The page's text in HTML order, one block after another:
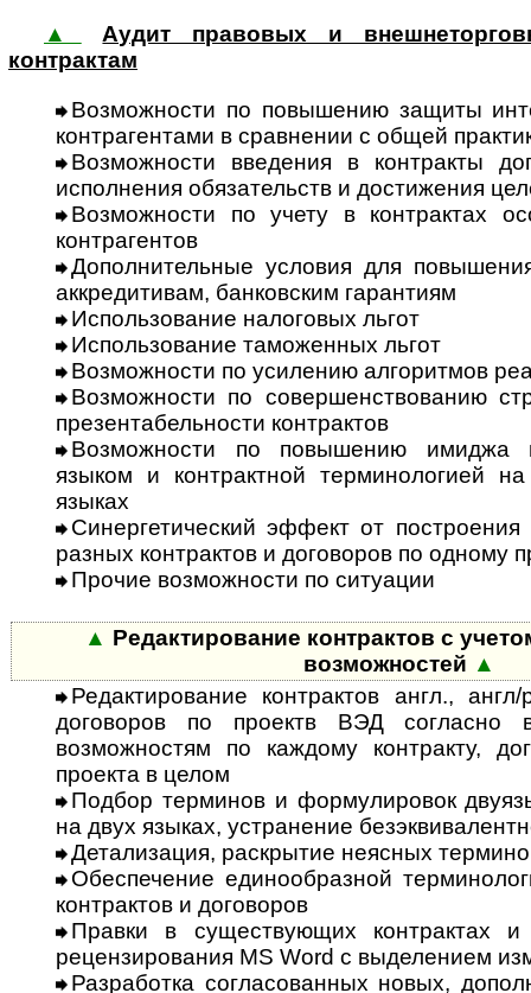
▲
Аудит правовых и
контрактам
Возможности по повышению защиты
контр­аген­тами в сравнении с общей
Возможности введения в контракты
исполнения обязательств и достижения
Возможности по учету в контрактах
контрагентов
Дополнительные условия для
аккре­дитивам, банковским гарантиям
Использование на­логовых льгот
Использование та­моженных льгот
Возможности по усилению алго­рит­мов
Возможности по совершенствованию
презента­бель­ности контрактов
Возможности по повышению имиджа
языком и контрактной терминологией
языках
Синергетический эффект от пост­ро­е­ния
разных контрактов и до­го­воров по одному
Прочие возможности по ситуации
▲ Редактирование контрактов с
возможностей ▲
Редактирование контрактов англ.,
договоров по проектв ВЭД согласно
возможностям по каждому контракту,
проекта в целом
Подбор терминов и формулировок
на двух языках, устранение
Детализация, раскрытие неясных
Обеспечение единообразной
контрактов и договоров
Правки в существующих контрактах
рецензирования MS Word с выделением
Разработка согласованных новых,